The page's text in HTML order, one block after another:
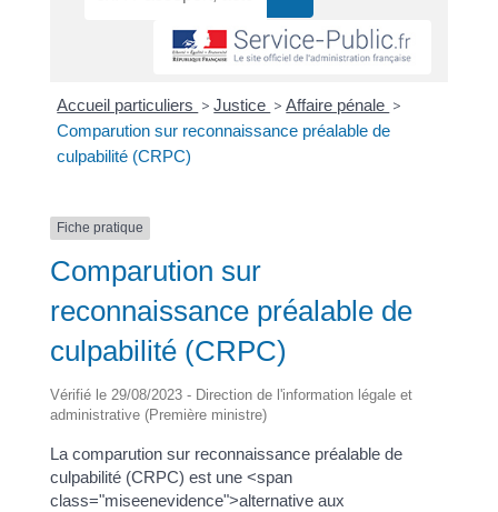
Accueil particuliers > Justice > Affaire pénale >
Comparution sur reconnaissance préalable de
culpabilité (CRPC)
Fiche pratique
Comparution sur
reconnaissance préalable de
culpabilité (CRPC)
Vérifié le 29/08/2023 - Direction de l'information légale et
administrative (Première ministre)
La comparution sur reconnaissance préalable de
culpabilité (CRPC) est une <span
class="miseenevidence">alternative aux